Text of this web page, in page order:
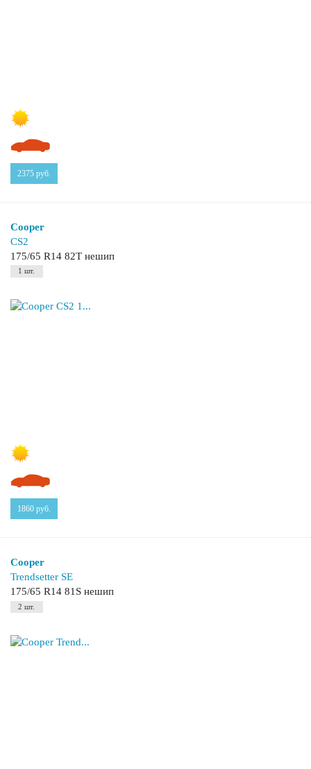
2375 руб.
Cooper
CS2
175/65 R14 82T нешип
1 шт.
1860 руб.
Cooper
Trendsetter SE
175/65 R14 81S нешип
2 шт.